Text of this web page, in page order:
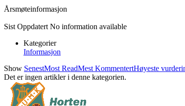
Årsmøteinformasjon
Sist Oppdatert No information available
Kategorier
Informasjon
Show SenestMost ReadMest KommentertHøyeste
Det er ingen artikler i denne kategorien.